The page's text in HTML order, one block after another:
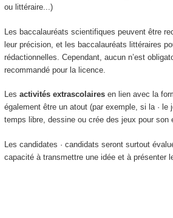
ou littéraire...)
Les baccalauréats scientifiques peuvent être
leur précision, et les baccalauréats littéraires
rédactionnelles. Cependant, aucun n’est
recommandé pour la licence.
Les activités extrascolairesen lien avec la
également être un atout (par exemple, si la · le
temps libre, dessine ou crée des jeux pour son
Les candidates · candidats seront surtout
capacité à transmettre une idée et à présenter